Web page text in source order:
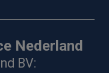
Nederland
BV: